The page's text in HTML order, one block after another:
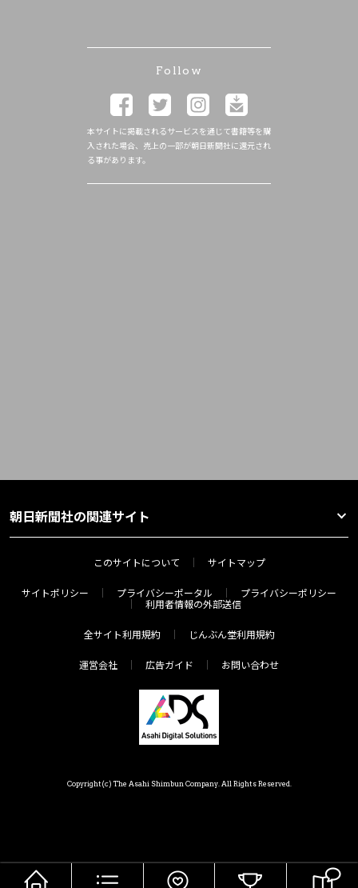
Follow
本サイトに掲載されるサービスを通じて書籍等を購
入された場合、売上の一部が朝日新聞社に還元され
る事があります。
朝日新聞社の関連サイト
このサイトについて サイトマップ
サイトポリシー プライバシーポータル
プライバシーポリシー
利用者情報の外部送信
全サイト利用規約 じんぶん堂利用規約
運営会社 広告ガイド お問い合わせ
Copyright(c) The Asahi Shimbun Company. All Rights Reserved.